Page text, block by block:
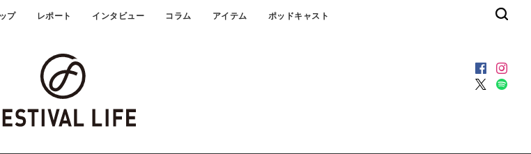
プ レポート インタビュー コラム アイテム ポッドキャスト